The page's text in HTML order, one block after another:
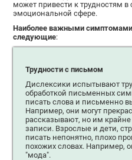
может привести к трудностям
эмоциональной сфере.
Наиболее важными
следующие:
Трудности с письмом
Дислексики испытывают
обработкой письменных
писать слова и письменно
Например, они могут
рассказывают, но им
записи. Взрослые и дети,
писать непонятно, плохо
похожих словах. Например,
"мода".